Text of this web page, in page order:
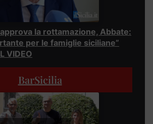
approva la rottamazione, Abbate:
per le famiglie siciliane”
VIDEO
BarSicilia